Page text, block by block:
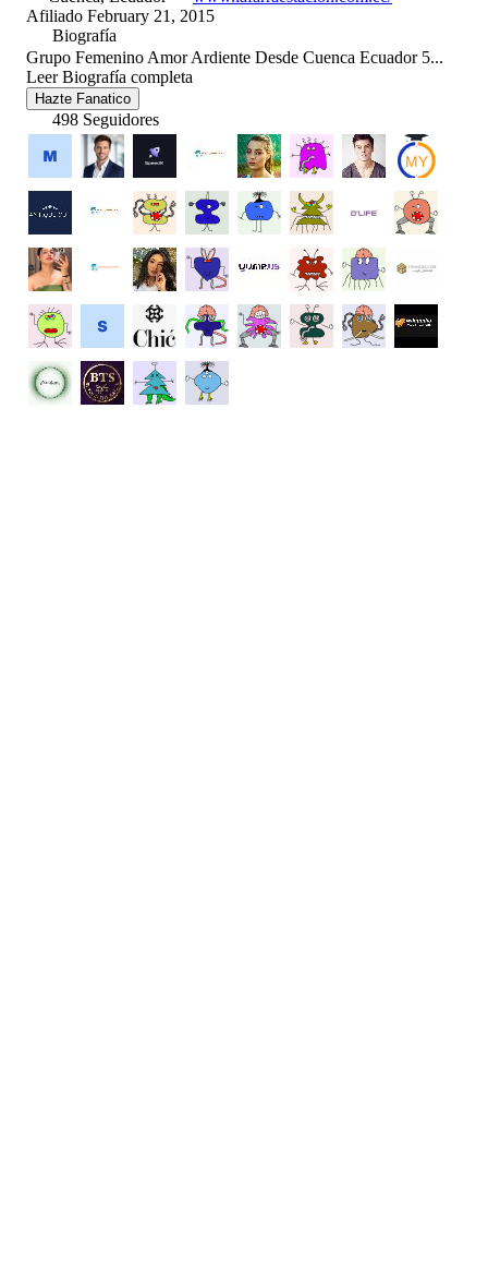
Afiliado February 21, 2015
Biografía
Grupo Femenino Amor Ardiente Desde Cuenca Ecuador 5...
Leer Biografía completa
Hazte Fanatico
498 Seguidores